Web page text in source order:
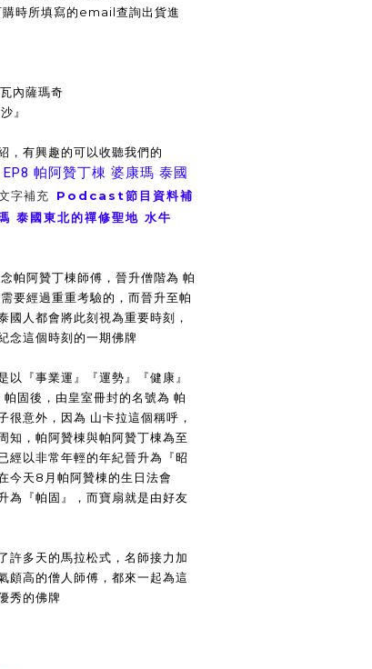
時所填寫的email查詢出貨進
內薩瑪奇
』
，有興趣的可以收聽我們的
EP8 帕阿贊丁棟 婆康瑪 泰國
字補充 Podcast節目資料補
泰國東北的禪修聖地 水牛
帕阿贊丁棟師傅，晉升僧階為 帕
要經過重重考驗的，而晉升至帕
國人都會將此刻視為重要時刻，
念這個時刻的一期佛牌
『事業運』『運勢』『健康』
固後，由皇室冊封的名號為 帕
很意外，因為 山卡拉這個稱呼，
知，帕阿贊棟與帕阿贊丁棟為至
經以非常年輕的年紀晉升為『昭
今天8月帕阿贊棟的生日法會
為『帕固』，而寶扇就是由好友
許多天的馬拉松式，名師接力加
頗高的僧人師傅，都來一起為這
秀的佛牌